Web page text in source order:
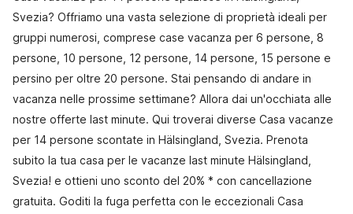
Svezia? Offriamo una vasta selezione di proprietà ideali per
gruppi numerosi, comprese case vacanza per 6 persone, 8
persone, 10 persone, 12 persone, 14 persone, 15 persone e
persino per oltre 20 persone. Stai pensando di andare in
vacanza nelle prossime settimane? Allora dai un'occhiata alle
nostre offerte last minute. Qui troverai diverse Casa vacanze
per 14 persone scontate in Hälsingland, Svezia. Prenota
subito la tua casa per le vacanze last minute Hälsingland,
Svezia! e ottieni uno sconto del 20% * con cancellazione
gratuita. Goditi la fuga perfetta con le eccezionali Casa